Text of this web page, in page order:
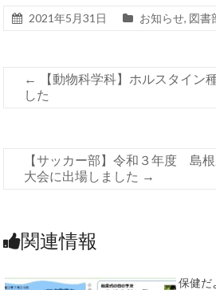
2021年5月31日 お知らせ, 図書
←
【動物科学科】ホルスタイン
した
【サッカー部】令和３年度 島
大会に出場しました →
関連情報
保健だ